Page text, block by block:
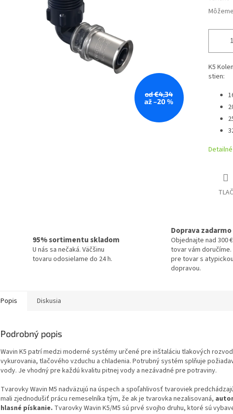
od €4,34
až –20 %
K5
stien:
TLAČ
95% sortimentu skladom
U nás sa nečaká. Väčšinu
tovaru odosielame do 24 h.
Doprava zadarmo
Objednajte nad 300 €
tovar vám
pre tovar s atypickou
dopravou.
Popis Diskusia
Podrobný popis
Wavin K5 patrí medzi moderné systémy určené pre inštaláciu tlakových
vykurovania, tlačového vzduchu a chladenia. Potrubný systém splňuje
vody. Je vhodný pre každú kvalitu pitnej vody a nezávadné pre potraviny.
Tvarovky Wavin M5 nadväzujú na úspech a spoľahlivosť tvaroviek
mali zjednodušiť prácu remeselníka tým, že ak je tvarovka nezalisovaná,
hlasné pískanie. Tvarovky Wavin K5/M5 sú prvé svojho druhu, ktoré sú